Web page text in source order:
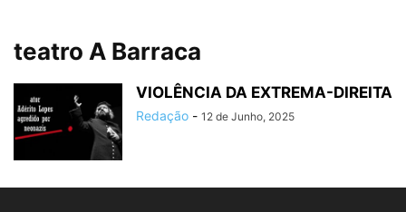
teatro A Barraca
VIOLÊNCIA DA EXTREMA-DIREITA
Redação - 12 de Junho, 2025